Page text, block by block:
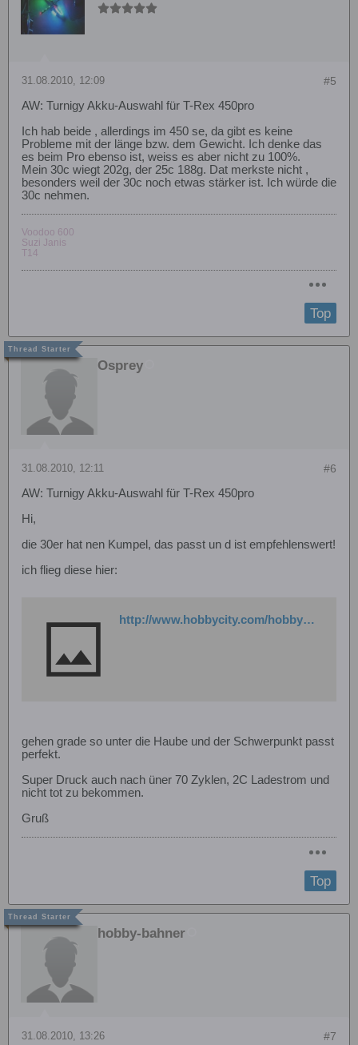
#5
31.08.2010, 12:09
AW: Turnigy Akku-Auswahl für T-Rex 450pro
Ich hab beide , allerdings im 450 se, da gibt es keine
Probleme mit der länge bzw. dem Gewicht. Ich denke das
es beim Pro ebenso ist, weiss es aber nicht zu 100%.
Mein 30c wiegt 202g, der 25c 188g. Dat merkste nicht ,
besonders weil der 30c noch etwas stärker ist. Ich würde die
30c nehmen.
Voodoo 600
Suzi Janis
T14
Top
Osprey
#6
31.08.2010, 12:11
AW: Turnigy Akku-Auswahl für T-Rex 450pro
Hi,
die 30er hat nen Kumpel, das passt un d ist empfehlenswert!
ich flieg diese hier:
http://www.hobbycity.com/hobbycity/store/uh_viewItem.asp?idProduct=7365
gehen grade so unter die Haube und der Schwerpunkt passt
perfekt.
Super Druck auch nach üner 70 Zyklen, 2C Ladestrom und
nicht tot zu bekommen.
Gruß
Top
hobby-bahner
#7
31.08.2010, 13:26